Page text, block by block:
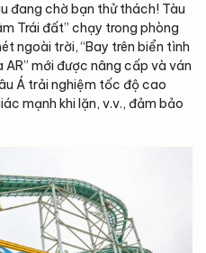
đang chờ bạn thử thách! Tàu
Trái đất” chạy trong phòng
ngoài trời, “Bay trên biển tình
AR” mới được nâng cấp và ván
Á trải nghiệm tốc độ cao
mạnh khi lặn, v.v., đảm bảo